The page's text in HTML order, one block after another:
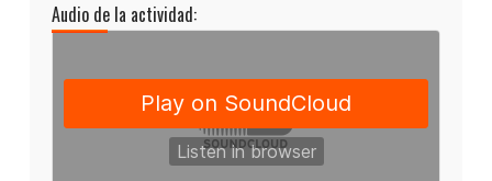
Audio de la actividad: